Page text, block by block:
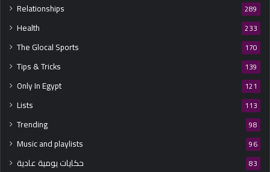
Relationships 289
Health 233
The Glocal Sports 170
Tips & Tricks 139
Only In Egypt 121
Lists 113
Trending 98
Music and playlists 96
حكايات يومية عادية 83